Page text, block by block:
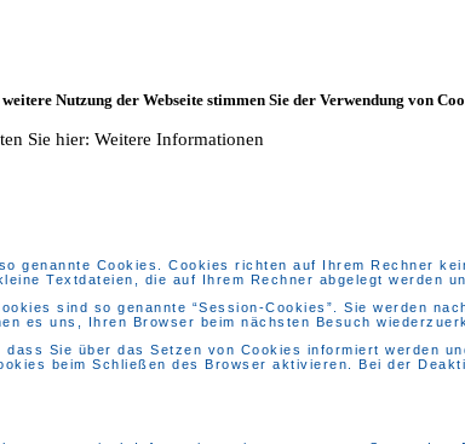
Nutzung der Webseite stimmen Sie der Verwendung von
Sie hier: Weitere Informationen
genannte Cookies. Cookies richten auf Ihrem Rechner
Textdateien, die auf Ihrem Rechner abgelegt werden
sind so genannte “Session-Cookies”. Sie werden
es uns, Ihren Browser beim nächsten Besuch
Sie über das Setzen von Cookies informiert werden
beim Schließen des Browser aktivieren. Bei der